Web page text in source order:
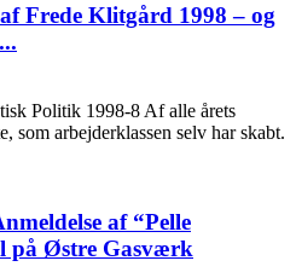
Frede Klitgård 1998 – og
Politik 1998-8 Af alle årets
som arbejderklassen selv har skabt.
af “Pelle
på Østre Gasværk